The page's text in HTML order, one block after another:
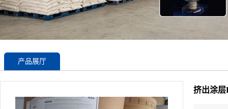
产品展厅
挤出涂层